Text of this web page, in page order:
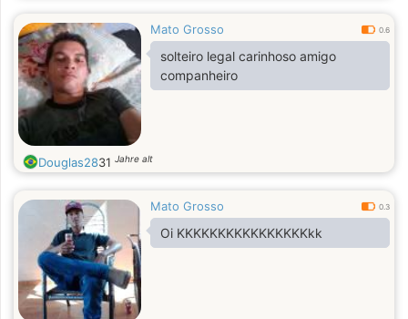
Mato Grosso 0.6
solteiro legal carinhoso amigo
companheiro
Douglas2831 Jahre alt
Mato Grosso 0.3
Oi KKKKKKKKKKKKKKKKkk